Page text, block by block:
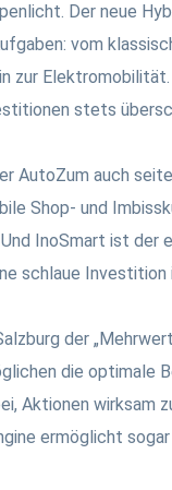
Der neue
vom
zur
stets
AutoZum auch
Shop- und
InoSmart ist der
schlaue
der
die optimale
Aktionen wirksam
ermöglicht